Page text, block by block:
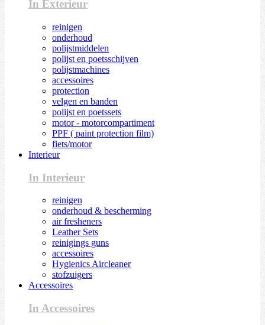
In Exterieur
reinigen
onderhoud
polijstmiddelen
polijst en poetsschijven
polijstmachines
accessoires
protection
velgen en banden
polijst en poetssets
motor - motorcompartiment
PPF ( paint protection film)
fiets/motor
Interieur
In Interieur
reinigen
onderhoud & bescherming
air fresheners
Leather Sets
reinigings guns
accessoires
Hygienics Aircleaner
stofzuigers
Accessoires
In Accessoires